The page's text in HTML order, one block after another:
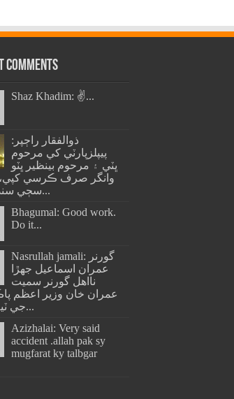
Comments
Shaz Khadim: ✌️...
ذوالفقار راڄپر:
پيپلزپارٽي کي مرحوم
ڀٽي ۽ مرحوم بينظير ڀٽو
وانگر صرف ڪرسي
سڄي سنڌ وڪڻ...
Bhagumal: Good work.
Do it...
Nasrullah jamali: گورنر
عمران اسماعيل جھڙا
نااهل گورنر سميت
عمران خان وزير اعظم
جي ٽيم سمو...
Azizhalai: Very said
accident .allah pak sy
mugfarat ky talbgar